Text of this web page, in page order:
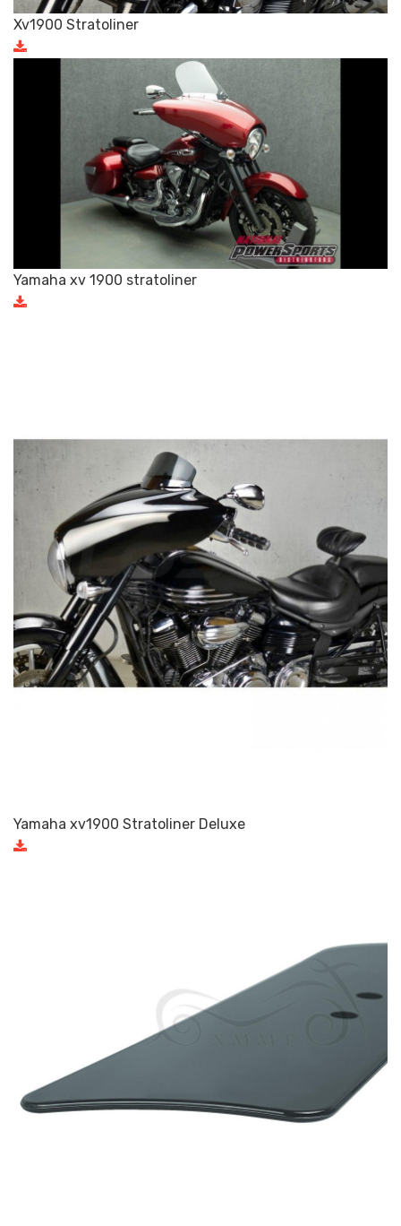
Xv1900 Stratoliner
Yamaha xv 1900 stratoliner
Yamaha xv1900 Stratoliner Deluxe